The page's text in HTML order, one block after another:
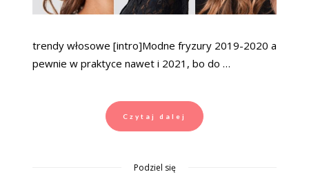
trendy włosowe [intro]Modne fryzury 2019-2020 a
pewnie w praktyce nawet i 2021, bo do …
Czytaj dalej
Podziel się